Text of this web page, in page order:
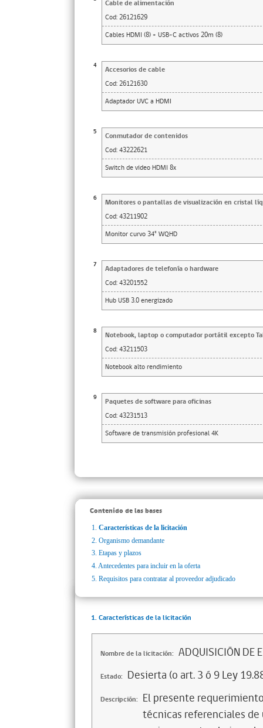
Cable de alimentación
Cod: 26121629
Cables HDMI (8) + USB-C activos 20m (8)
4
Accesorios de cable
Cod: 26121630
Adaptador UVC a HDMI
5
Conmutador de contenidos
Cod: 43222621
Switch de video HDMI 8x
6
Monitores o pantallas de visualización en cristal
Cod: 43211902
Monitor curvo 34" WQHD
7
Adaptadores de telefonía o hardware
Cod: 43201552
Hub USB 3.0 energizado
8
Notebook, laptop o computador portátil excepto
Cod: 43211503
Notebook alto rendimiento
9
Paquetes de software para oficinas
Cod: 43231513
Software de transmisión profesional 4K
Contenido de las bases
1. Características de la licitación
2. Organismo demandante
3. Etapas y plazos
4. Antecedentes para incluir en la oferta
5. Requisitos para contratar al proveedor adjudicado
1. Características de la licitación
Nombre de la licitación: ADQUISICIÓN DE
Estado: Desierta (o art. 3 ó 9 Ley
Descripción: El presente
técnicas referenciales